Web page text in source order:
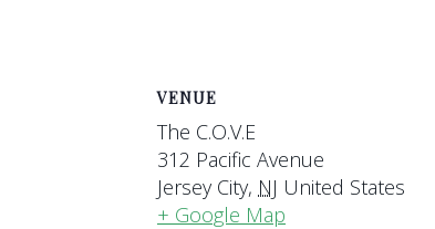
VENUE
The C.O.V.E
312 Pacific Avenue
Jersey City, NJ United States
+ Google Map